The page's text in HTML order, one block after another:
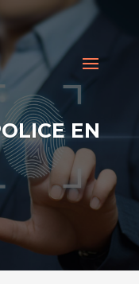
EN